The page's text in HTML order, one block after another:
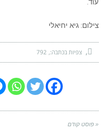
עוד.
צילום: גיא יחיאלי
צפיות בכתבה: 792
« פוסט קודם